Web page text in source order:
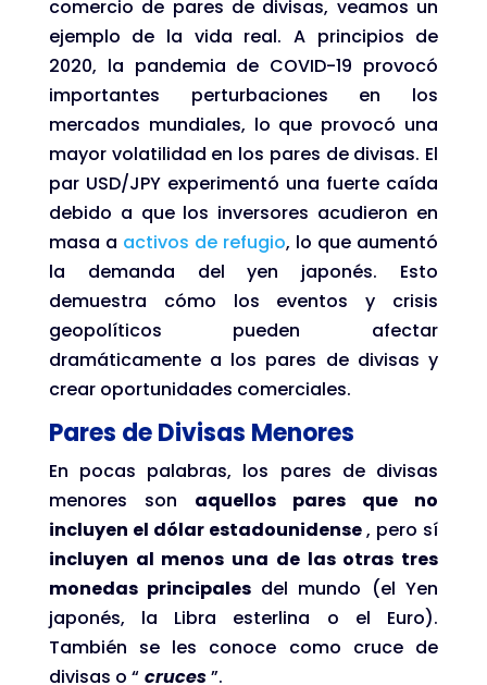
comercio de pares de divisas, veamos un
ejemplo de la vida real. A principios de
2020, la pandemia de COVID-19 provocó
importantes perturbaciones en los
mercados mundiales, lo que provocó una
mayor volatilidad en los pares de divisas. El
par USD/JPY experimentó una fuerte caída
debido a que los inversores acudieron en
masa a activos de refugio, lo que aumentó
la demanda del yen japonés. Esto
demuestra cómo los eventos y crisis
geopolíticos pueden afectar
dramáticamente a los pares de divisas y
crear oportunidades comerciales.
Pares de Divisas Menores
En pocas palabras, los pares de divisas
menores son aquellos pares que no
incluyen el dólar estadounidense, pero sí
incluyen al menos una de las otras tres
monedas principales del mundo (el Yen
japonés, la Libra esterlina o el Euro).
También se les conoce como cruce de
divisas o “ cruces”.